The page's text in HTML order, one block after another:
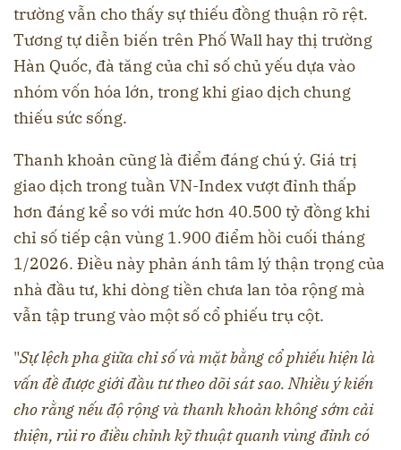
trường vẫn cho thấy sự thiếu đồng thuận rõ rệt.
Tương tự diễn biến trên Phố Wall hay thị trường
Hàn Quốc, đà tăng của chỉ số chủ yếu dựa vào
nhóm vốn hóa lớn, trong khi giao dịch chung
thiếu sức sống.
Thanh khoản cũng là điểm đáng chú ý. Giá trị
giao dịch trong tuần VN-Index vượt đỉnh thấp
hơn đáng kể so với mức hơn 40.500 tỷ đồng khi
chỉ số tiếp cận vùng 1.900 điểm hồi cuối tháng
1/2026. Điều này phản ánh tâm lý thận trọng của
nhà đầu tư, khi dòng tiền chưa lan tỏa rộng mà
vẫn tập trung vào một số cổ phiếu trụ cột.
"Sự lệch pha giữa chỉ số và mặt bằng cổ phiếu hiện là
vấn đề được giới đầu tư theo dõi sát sao. Nhiều ý kiến
cho rằng nếu độ rộng và thanh khoản không sớm cải
thiện, rủi ro điều chỉnh kỹ thuật quanh vùng đỉnh có